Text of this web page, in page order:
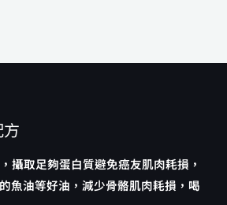
攝取足夠蛋白質避免癌友肌肉耗損，
魚油等好油，減少骨骼肌肉耗損，喝